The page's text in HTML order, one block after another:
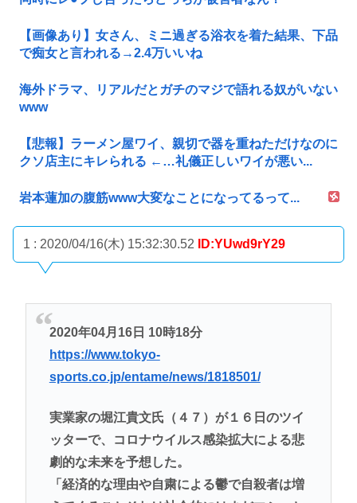
【画像あり】女さん、ミニ過ぎる浴衣を着た結果、下品
で痴女と言われる→2.4万いいね
海外ドラマ、リアルだとガチのマジで語れる奴がいない
www
【悲報】ラーメン屋ワイ、親切で器を重ねただけなのに
クソ店主にキレられる ←…礼儀正しいワイが悪い...
岩本蓮加の腹筋www大変なことになってるって...
1 : 2020/04/16(木) 15:32:30.52 ID:YUwd9rY29
2020年04月16日 10時18分
https://www.tokyo-
sports.co.jp/entame/news/1818501/
実業家の堀江貴文氏（４７）が１６日のツイ
ッターで、コロナウイルス感染拡大による悲
劇的な未来を予想した。
「経済的な理由や自粛による鬱で自殺者は増